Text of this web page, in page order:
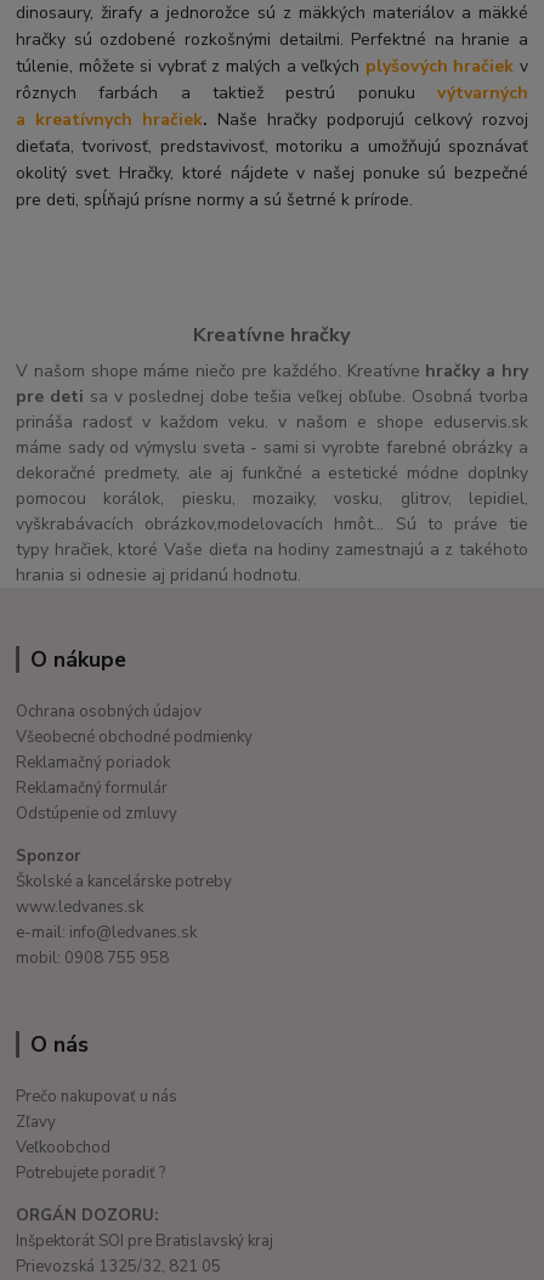
dinosaury, žirafy a jednorožce sú z mäkkých materiálov a mäkké
hračky sú ozdobené rozkošnými detailmi. Perfektné na hranie a
túlenie, môžete si vybrať z malých a veľkých plyšových hračiek v
rôznych farbách a taktiež pestrú ponuku výtvarných
a kreatívnych hračiek. Naše hračky podporujú celkový rozvoj
dieťaťa, tvorivosť, predstavivosť, motoriku a umožňujú spoznávať
okolitý svet. Hračky, ktoré nájdete v našej ponuke sú bezpečné
pre deti, spĺňajú prísne normy a sú šetrné k prírode.
Kreatívne hračky
V našom shope máme niečo pre každého. Kreatívne hračky a hry
pre deti sa v poslednej dobe tešia veľkej obľube. Osobná tvorba
prináša radosť v každom veku. v našom e shope eduservis.sk
máme sady od výmyslu sveta - sami si vyrobte farebné obrázky a
dekoračné predmety, ale aj funkčné a estetické módne doplnky
pomocou korálok, piesku, mozaiky, vosku, glitrov, lepidiel,
vyškrabávacích obrázkov,modelovacích hmôt... Sú to práve tie
typy hračiek, ktoré Vaše dieťa na hodiny zamestnajú a z takéhoto
hrania si odnesie aj pridanú hodnotu.
O nákupe
Ochrana osobných údajov
Všeobecné obchodné podmienky
Reklamačný poriadok
Reklamačný formulár
Odstúpenie od zmluvy
Sponzor
Školské a kancelárske potreby
www.ledvanes.sk
e-mail: info@ledvanes.sk
mobil: 0908 755 958
O nás
Prečo nakupovať u nás
Zľavy
Veľkoobchod
Potrebujete poradiť ?
ORGÁN DOZORU:
Inšpektorát SOI pre Bratislavský kraj
Prievozská 1325/32, 821 05